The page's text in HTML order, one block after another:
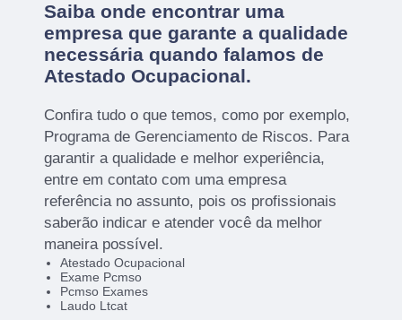
Saiba onde encontrar uma
empresa que garante a qualidade
necessária quando falamos de
Atestado Ocupacional.
Confira tudo o que temos, como por exemplo,
Programa de Gerenciamento de Riscos. Para
garantir a qualidade e melhor experiência,
entre em contato com uma empresa
referência no assunto, pois os profissionais
saberão indicar e atender você da melhor
maneira possível.
Atestado Ocupacional
Exame Pcmso
Pcmso Exames
Laudo Ltcat